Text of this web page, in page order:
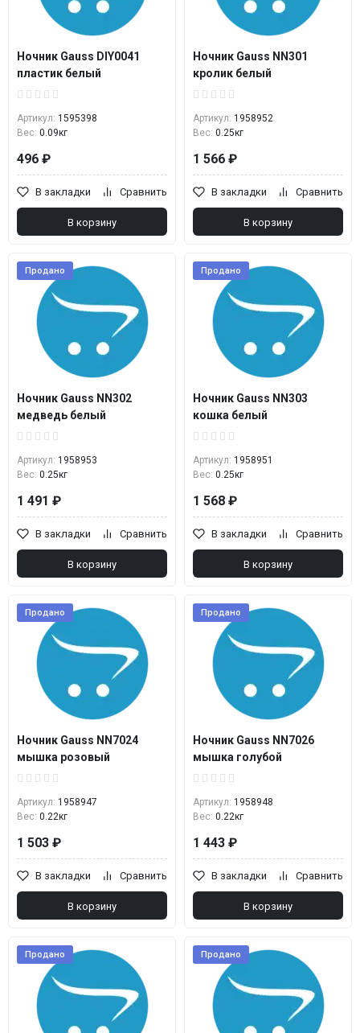
Ночник Gauss DIY0041
пластик белый
Артикул: 1595398
Вес: 0.09кг
496 ₽
В закладки Сравнить
В корзину
Ночник Gauss NN301
кролик белый
Артикул: 1958952
Вес: 0.25кг
1 566 ₽
В закладки Сравнить
В корзину
Продано
Ночник Gauss NN302
медведь белый
Артикул: 1958953
Вес: 0.25кг
1 491 ₽
В закладки Сравнить
В корзину
Продано
Ночник Gauss NN303
кошка белый
Артикул: 1958951
Вес: 0.25кг
1 568 ₽
В закладки Сравнить
В корзину
Продано
Ночник Gauss NN7024
мышка розовый
Артикул: 1958947
Вес: 0.22кг
1 503 ₽
В закладки Сравнить
В корзину
Продано
Ночник Gauss NN7026
мышка голубой
Артикул: 1958948
Вес: 0.22кг
1 443 ₽
В закладки Сравнить
В корзину
Продано Продано